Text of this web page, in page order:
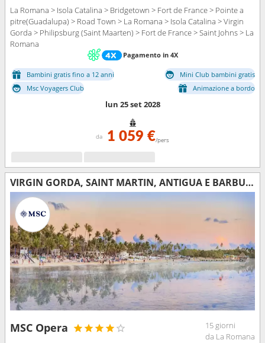
La Romana > Isola Catalina > Bridgetown > Fort de France > Pointe a
pitre(Guadalupa) > Road Town > La Romana > Isola Catalina > Virgin
Gorda > Philipsburg (Saint Maarten) > Fort de France > Saint Johns > La
Romana
Pagamento in 4X
Bambini gratis fino a 12 anni
Mini Club bambini gratis
Msc Voyagers Club
Animazione a bordo
lun 25 set 2028
da 1 059 €/pers
VIRGIN GORDA, SAINT MARTIN, ANTIGUA E BARBUDA, BARBADOS, MARTINICA, GUADALUPA, TORTOLA, REPUBBLICA DOMINICANA
MSC Opera
15 giorni
da La Romana